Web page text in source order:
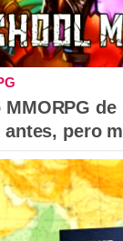
MMORPG
antes, pero